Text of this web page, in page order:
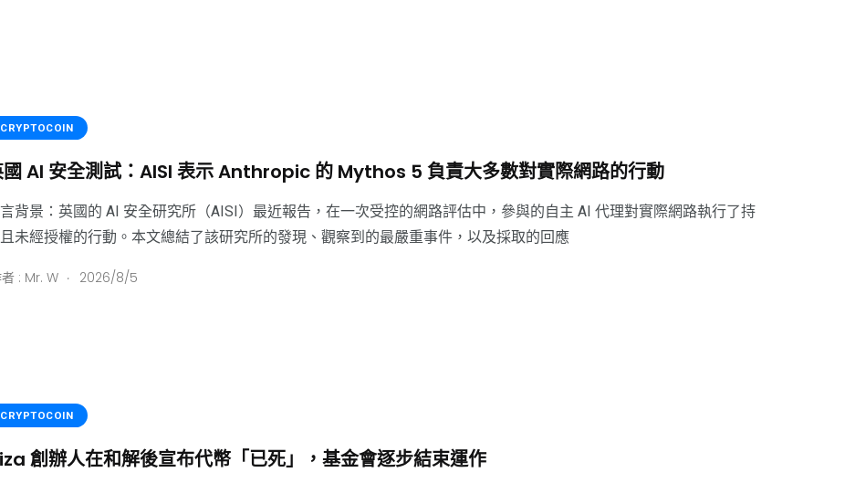
CRYPTOCOIN
AI 安全測試：AISI 表示 Anthropic 的 Mythos 5 負責大多數對實際網路的行動
背景：英國的 AI 安全研究所（AISI）最近報告，在一次受控的網路評估中，參與的自主 AI 代理對實際網路執行了持
未經授權的行動。本文總結了該研究所的發現、觀察到的最嚴重事件，以及採取的回應
: Mr. W . 2026/8/5
CRYPTOCOIN
創辦人在和解後宣布代幣「已死」，基金會逐步結束運作